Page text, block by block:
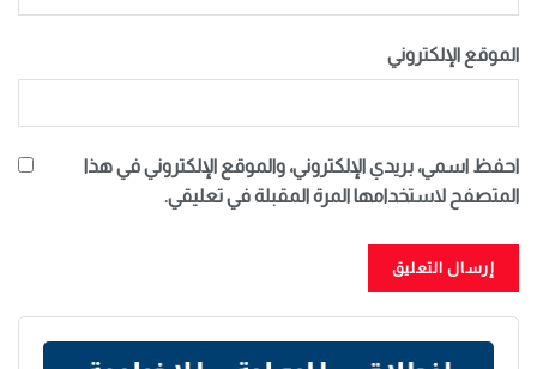
الموقع الإلكتروني
احفظ اسمي، بريدي الإلكتروني، والموقع الإلكتروني في هذا
المتصفح لاستخدامها المرة المقبلة في تعليقي.